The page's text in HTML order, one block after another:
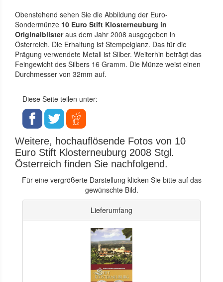
Obenstehend sehen Sie die Abbildung der Euro-
Sondermünze 10 Euro Stift Klosterneuburg in
Originalblisteraus dem Jahr 2008 ausgegeben in
Österreich. Die Erhaltung ist Stempelglanz. Das für die
Prägung verwendete Metall ist Silber. Weiterhin beträgt das
Feingewicht des Silbers 16 Gramm. Die Münze weist einen
Durchmesser von 32mm auf.
Diese Seite teilen unter:
Weitere, hochauflösende Fotos von 10
Euro Stift Klosterneuburg 2008 Stgl.
Österreich finden Sie nachfolgend.
Für eine vergrößerte Darstellung klicken Sie bitte auf das
gewünschte Bild.
Lieferumfang